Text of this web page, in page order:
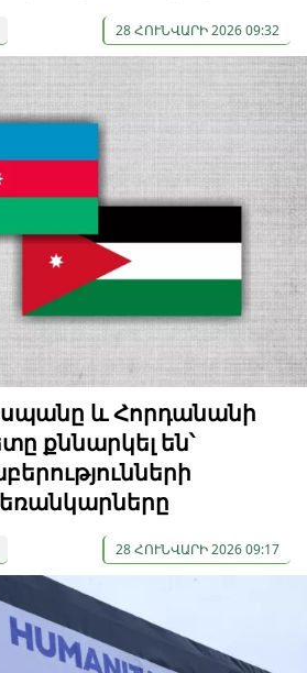
28 ՀՈՒՆՎԱՐԻ 2026 09:32
և Հորդանանի
քննարկել են՝
28 ՀՈՒՆՎԱՐԻ 2026 09:17